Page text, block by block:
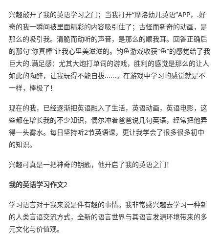
兴趣敲开了我的英语学习之门；当我打开“摩洛幼儿英语”APP，.好
奇的我一瞬间被里面精彩的内容吸引住了；古怪而新奇的动画，是
那么的吸引我。清脆而动听的声音，是那么的顺我耳。回答正确后
的那句“你真棒”让我心里美滋滋的。钓鱼游戏收获“鱼”的感觉给了我
巨大的.满足感：尤其大炮打单词的游戏，胜利的感觉是那么的让人
如此的陶醉，让我玩得不能自拔......。在游戏中学习的感觉就是不
一样，棒极了！
现在的我，已经逐渐把英语融入了生活，英语动画，英语电影，这
些都在增长我的不少知识，偶尔冲着爸爸说几句英语，经常把他弄
得一头雾水。每日坚持听2节英语课，更让我学会了很多很多初中
的知识。
兴趣可真是一把神奇的钥匙，他开启了我的英语之门！
我的英语学习作文2
学习语言对于我来说是件有趣的事情。我非常感兴趣去学习一种新
的人类言语交流方式，全新的语言世界与其语言发源环境带来的多
元文化与价值观。